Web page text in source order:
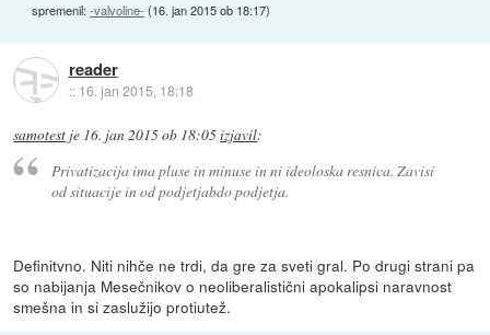
spremenil:-valvoline- (16. jan 2015 ob 18:17)
reader
:: 16. jan 2015, 18:18
samotest je 16. jan 2015 ob 18:05izjavil:
Privatizacija ima pluse in minuse in ni ideoloska resnica. Zavisi
od situacije in od podjetjabdo podjetja.
Definitvno. Niti nihče ne trdi, da gre za sveti gral. Po drugi strani pa
so nabijanja Mesečnikov o neoliberalistični apokalipsi naravnost
smešna in si zaslužijo protiutež.